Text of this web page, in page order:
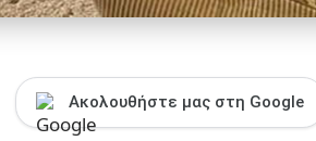
Ακολουθήστε μας στη Google